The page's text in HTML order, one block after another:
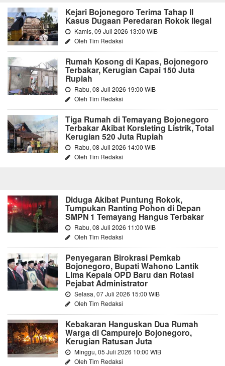
Kejari Bojonegoro Terima Tahap II
Kasus Dugaan Peredaran Rokok Ilegal
Kamis, 09 Juli 2026 13:00 WIB
Oleh Tim Redaksi
Rumah Kosong di Kapas, Bojonegoro
Terbakar, Kerugian Capai 150 Juta
Rupiah
Rabu, 08 Juli 2026 19:00 WIB
Oleh Tim Redaksi
Tiga Rumah di Temayang Bojonegoro
Terbakar Akibat Korsleting Listrik, Total
Kerugian 520 Juta Rupiah
Rabu, 08 Juli 2026 14:00 WIB
Oleh Tim Redaksi
Diduga Akibat Puntung Rokok,
Tumpukan Ranting Pohon di Depan
SMPN 1 Temayang Hangus Terbakar
Rabu, 08 Juli 2026 11:00 WIB
Oleh Tim Redaksi
Penyegaran Birokrasi Pemkab
Bojonegoro, Bupati Wahono Lantik
Lima Kepala OPD Baru dan Rotasi
Pejabat Administrator
Selasa, 07 Juli 2026 15:00 WIB
Oleh Tim Redaksi
Kebakaran Hanguskan Dua Rumah
Warga di Campurejo Bojonegoro,
Kerugian Ratusan Juta
Minggu, 05 Juli 2026 10:00 WIB
Oleh Tim Redaksi